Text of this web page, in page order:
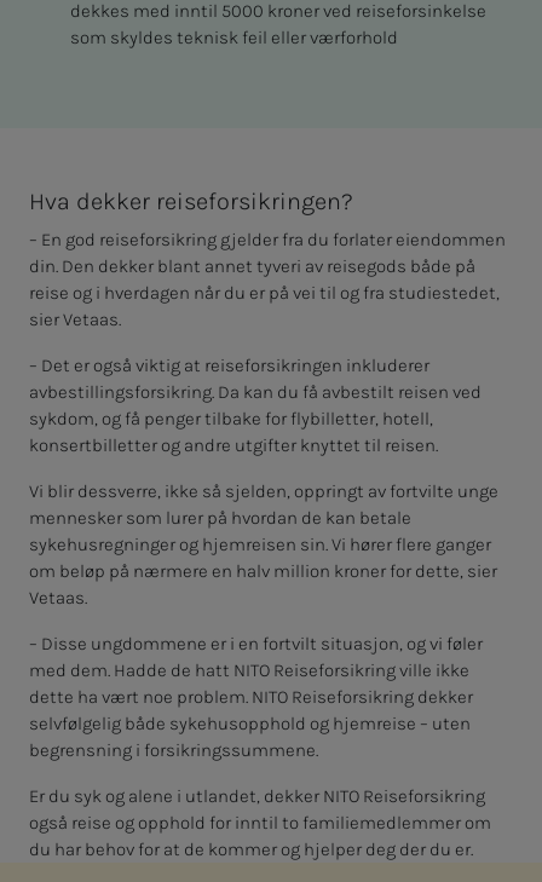
dekkes med inntil 5000 kroner ved reiseforsinkelse
som skyldes teknisk feil eller værforhold
Hva dekker reiseforsikringen?
– En god reiseforsikring gjelder fra du forlater eiendommen
din. Den dekker blant annet tyveri av reisegods både på
reise og i hverdagen når du er på vei til og fra studiestedet,
sier Vetaas.
– Det er også viktig at reiseforsikringen inkluderer
avbestillingsforsikring. Da kan du få avbestilt reisen ved
sykdom, og få penger tilbake for flybilletter, hotell,
konsertbilletter og andre utgifter knyttet til reisen.
Vi blir dessverre, ikke så sjelden, oppringt av fortvilte unge
mennesker som lurer på hvordan de kan betale
sykehusregninger og hjemreisen sin. Vi hører flere ganger
om beløp på nærmere en halv million kroner for dette, sier
Vetaas.
– Disse ungdommene er i en fortvilt situasjon, og vi føler
med dem. Hadde de hatt NITO Reiseforsikring ville ikke
dette ha vært noe problem. NITO Reiseforsikring dekker
selvfølgelig både sykehusopphold og hjemreise – uten
begrensning i forsikringssummene.
Er du syk og alene i utlandet, dekker NITO Reiseforsikring
også reise og opphold for inntil to familiemedlemmer om
du har behov for at de kommer og hjelper deg der du er.